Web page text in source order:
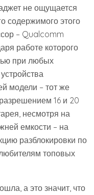
не ощущается
содержимого этого
– Qualcomm
работе которого
при любых
модели – тот же
16 и 20
несмотря на
емкости – на
разблокировки по
топовых
а это значит, что